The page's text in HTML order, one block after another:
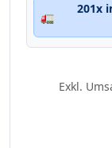
🚛
201x
Exkl.